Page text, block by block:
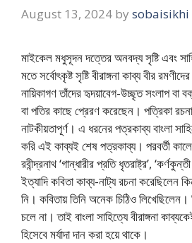
August 13, 2024 by sobaisikhi
মাইকেল মধুসূদন দত্তের অনবদ্য সৃষ্টি এবং
মতে সর্বোৎকৃষ্ট সৃষ্টি বীরাঙ্গনা কাব্য বীর
নায়িকাগণ তাঁদের হৃদয়াবেগ-উচ্ছৃত সংলাপ বা
বা পতির কাছে প্রেরণ করেছেন। পত্রিকা
নাটকীয়তাপূর্ণ। এ ধরনের পত্রকাব্য বাংলা
করি এই কাব্যই শেষ পত্রকাব্য। পরবর্তী
রবীন্দ্রনাথ ‘গান্ধারীর প্রতি ধৃতরাষ্ট্র’,
ইত্যাদি কবিতা কাব্য-নাট্য রচনা করেছিলেন
নি। কবিতায় তিনি অনেক চিঠিও
চলে না। তাই বাংলা সাহিত্যে বীরাঙ্গনা
হিসেবে মর্যাদা দান করা হয়ে থাকে।